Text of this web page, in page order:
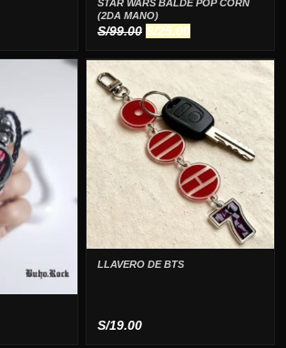
STAR WARS BALDE POP CORN
(2DA MANO)
S/99.00 El
era:
S/99.00.
S/25.00El
S/25.00.
LLAVERO DE BTS
S/19.00